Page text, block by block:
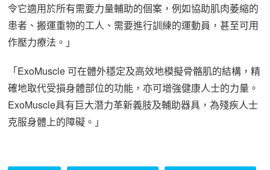
令它適用於所有需要力量輔助的個案，例如協助肌肉萎縮的
患者、搬運重物的工人、需要進行訓練的運動員，甚至可用
作壓力療法。」
「ExoMuscle 可在體外穩定及高效地模擬骨骼肌的結構，精
確地取代受損身體部位的功能，亦可增強健康人士的力量。
ExoMuscle具有巨大潛力革新義肢及輔助器具，為殘疾人士
克服身體上的障礙。」